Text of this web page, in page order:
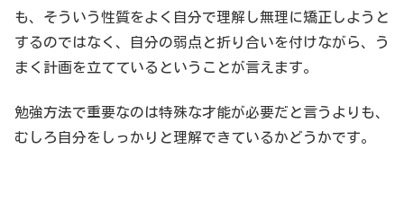
も、そういう性質をよく自分で理解し無理に矯正しようと
するのではなく、自分の弱点と折り合いを付けながら、う
まく計画を立てているということが言えます。
勉強方法で重要なのは特殊な才能が必要だと言うよりも、
むしろ自分をしっかりと理解できているかどうかです。